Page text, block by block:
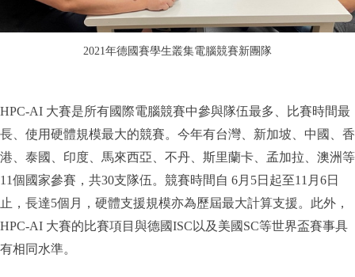
2021年德國賽學生叢集電腦競賽新團隊
HPC-AI 大賽是所有國際電腦競賽中參與隊伍最多、比賽時間最
長、使用硬體規模最大的競賽。今年有台灣、新加坡、中國、香
港、泰國、印度、馬來西亞、不丹、斯里蘭卡、孟加拉、澳洲等
11個國家參賽，共30支隊伍。競賽時間自 6月5日起至11月6日
止，長達5個月，硬體支援規模亦為歷屆最大計算支援。此外，
HPC-AI 大賽的比賽項目與德國ISC以及美國SC等世界盃賽事具
有相同水準。